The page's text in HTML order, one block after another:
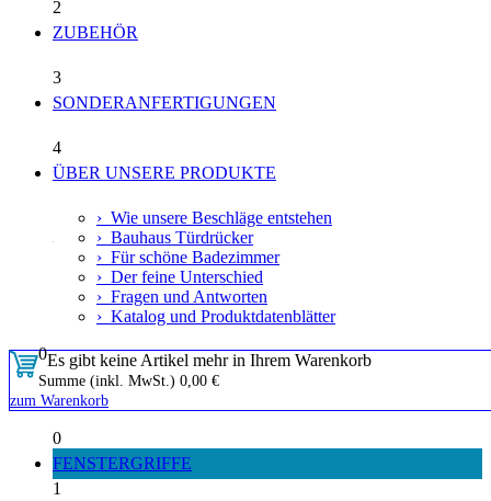
2
ZUBEHÖR
3
SONDERANFERTIGUNGEN
4
ÜBER UNSERE PRODUKTE
› Wie unsere Beschläge entstehen
› Bauhaus Türdrücker
› Für schöne Badezimmer
› Der feine Unterschied
› Fragen und Antworten
› Katalog und Produktdatenblätter
0Es gibt keine Artikel mehr in Ihrem Warenkorb
Summe (inkl. MwSt.) 0,00 €
zum Warenkorb
0
FENSTERGRIFFE
1